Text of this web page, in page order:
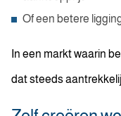
Of een betere
In een markt waarin
dat steeds